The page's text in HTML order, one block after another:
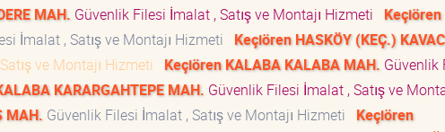
MAH. Güvenlik Filesi İmalat , Satış ve Montajı Hizmeti
Keçiören
İmalat , Satış ve Montajı Hizmeti
Keçiören HASKÖY (KEÇ.)
ve Montajı Hizmeti Keçiören KALABA KALABA MAH. Güvenlik
KARARGAHTEPE MAH. Güvenlik Filesi İmalat , Satış ve
MAH. Güvenlik Filesi İmalat , Satış ve Montajı Hizmeti
Keçiören